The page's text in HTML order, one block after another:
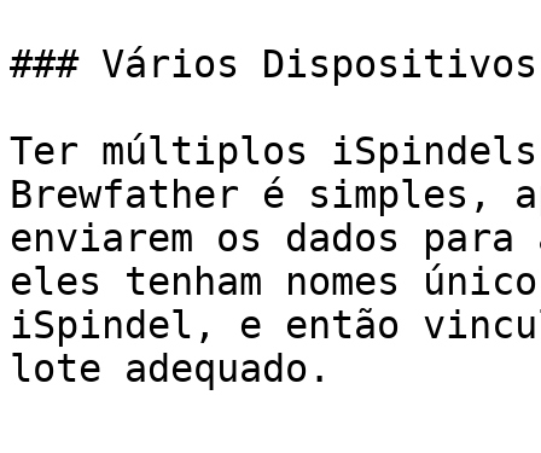
### Vários Dispositivos
Ter múltiplos
Brewfather é simples,
enviarem os dados para
eles tenham nomes
iSpindel, e então
lote adequado.